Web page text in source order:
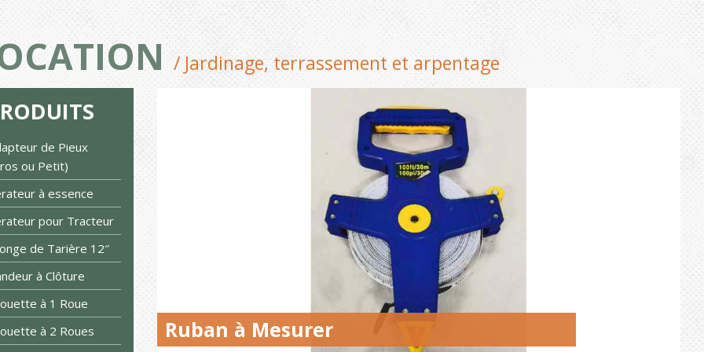
/ Jardinage, terrassement et arpentage
de Pieux
ou Petit)
à essence
pour Tracteur
de Tarière 12″
à Clôture
à 1 Roue
à 2 Roues
Ruban à Mesurer